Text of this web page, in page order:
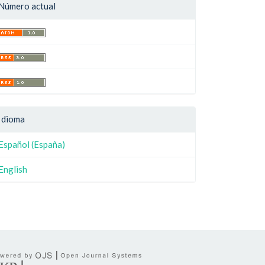
actual
(España)